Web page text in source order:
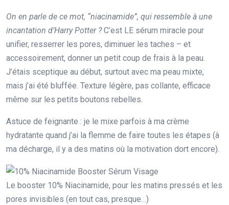
On en parle de ce mot, “niacinamide”, qui ressemble à une
incantation d’Harry Potter ?C’est LE sérum miracle pour
unifier, resserrer les pores, diminuer les taches – et
accessoirement, donner un petit coup de frais à la peau.
J’étais sceptique au début, surtout avec ma peau mixte,
mais j’ai été bluffée. Texture légère, pas collante, efficace
même sur les petits boutons rebelles.
Astuce de feignante : je le mixe parfois à ma crème
hydratante quand j’ai la flemme de faire toutes les étapes (à
ma décharge, il y a des matins où la motivation dort encore).
Le booster 10% Niacinamide, pour les matins pressés et les
pores invisibles (en tout cas, presque…)